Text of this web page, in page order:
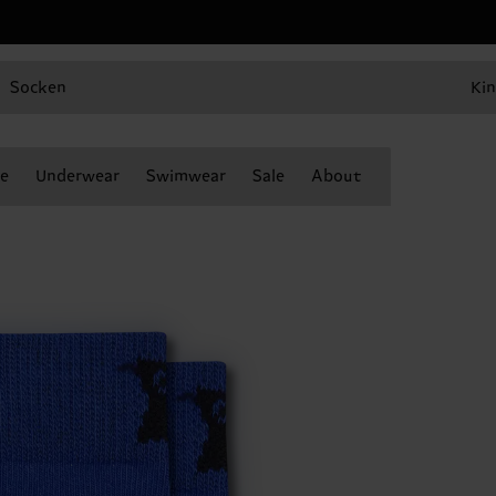
Socken
Underwear Swimwear Sale About